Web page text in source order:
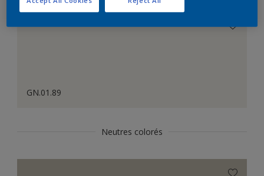
GN.01.89
Neutres colorés